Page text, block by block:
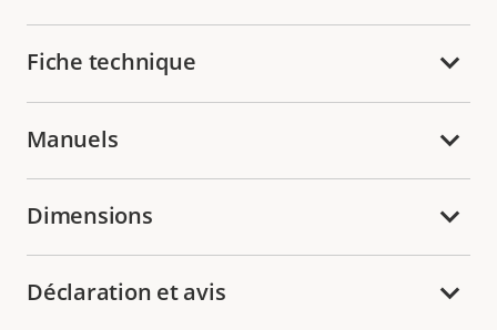
Fiche technique
Manuels
Dimensions
Déclaration et avis